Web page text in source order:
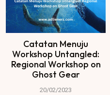
Catatan Menuju
Workshop Untangled:
Regional Workshop on
Ghost Gear
20/02/2023